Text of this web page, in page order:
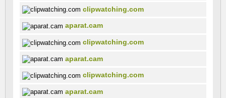
clipwatching.com
aparat.cam
clipwatching.com
aparat.cam
clipwatching.com
aparat.cam